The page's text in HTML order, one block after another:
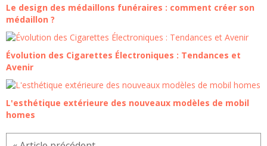
Le design des médaillons funéraires : comment créer son
médaillon ?
Évolution des Cigarettes Électroniques : Tendances et
Avenir
L'esthétique extérieure des nouveaux modèles de mobil
homes